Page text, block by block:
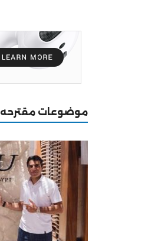
موضوعات مقترحه